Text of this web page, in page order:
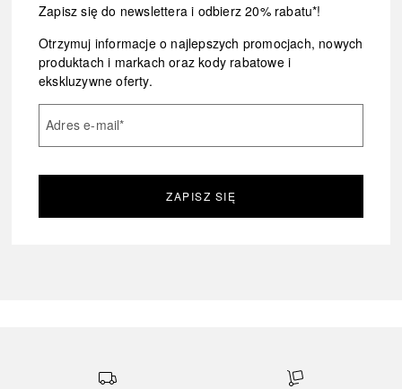
Zapisz się do newslettera i odbierz 20% rabatu*!
Otrzymuj informacje o najlepszych promocjach, nowych
produktach i markach oraz kody rabatowe i
ekskluzywne oferty.
Adres e-mail*
ZAPISZ SIĘ